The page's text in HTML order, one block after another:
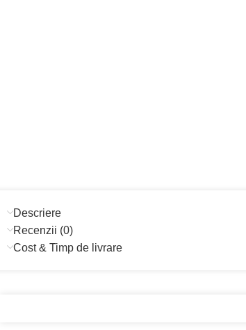
Descriere
Recenzii (0)
Cost & Timp de livrare